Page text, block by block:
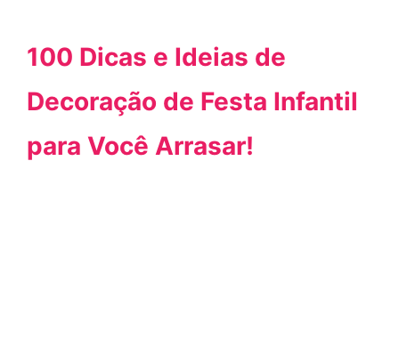
100 Dicas e Ideias de
Decoração de Festa Infantil
para Você Arrasar!